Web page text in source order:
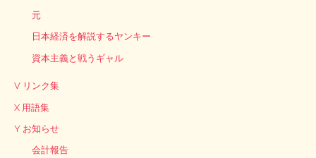
元
日本経済を解説するヤンキー
資本主義と戦うギャル
V リンク集
X 用語集
Y お知らせ
会計報告